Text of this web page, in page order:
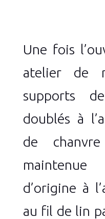
Une fois
atelier de
supports
doublés à
de
d’origine à
au fil de lin